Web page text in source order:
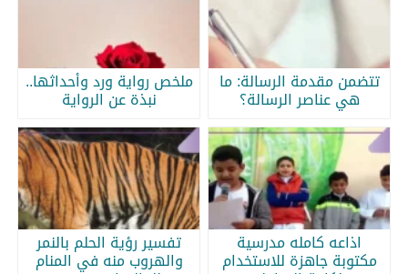
تتضمن مقدمة الرسالة: ما
هي عناصر الرسالة؟
ملخص رواية ورد وأحداثها..
نبذة عن الرواية
اذاعه كامله مدرسية
مكتوبة جاهزة للاستخدام
تفسير رؤية الحلم بالنمر
والهروب منه في المنام